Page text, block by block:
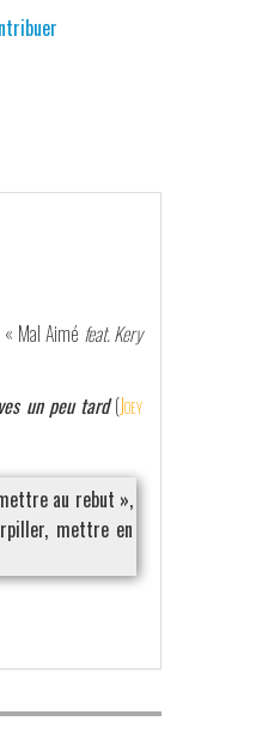
« Mal Aimé feat. Kery
un peu tard (Joey
au rebut »,
mettre en